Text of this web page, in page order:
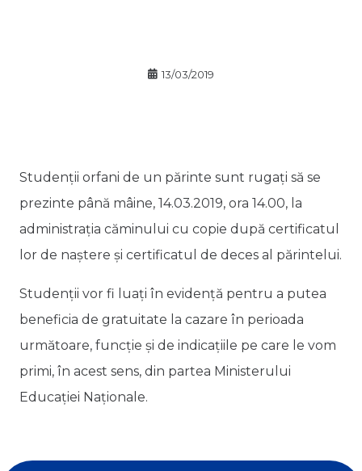
13/03/2019
Studenții orfani de un părinte sunt rugați să se
prezinte până mâine, 14.03.2019, ora 14.00, la
administrația căminului cu copie după certificatul
lor de naștere și certificatul de deces al părintelui.
Studenții vor fi luați în evidență pentru a putea
beneficia de gratuitate la cazare în perioada
următoare, funcție și de indicațiile pe care le vom
primi, în acest sens, din partea Ministerului
Educației Naționale.